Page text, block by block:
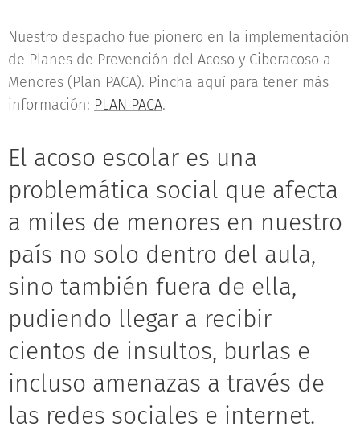
Nuestro despacho fue pionero en la implementación
de Planes de Prevención del Acoso y Ciberacoso a
Menores (Plan PACA). Pincha aquí para tener más
información: PLAN PACA.
El acoso escolar es una
problemática social que afecta
a miles de menores en nuestro
país no solo dentro del aula,
sino también fuera de ella,
pudiendo llegar a recibir
cientos de insultos, burlas e
incluso amenazas a través de
las redes sociales e internet.